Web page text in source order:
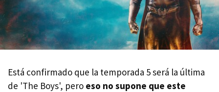
Está confirmado que la temporada 5 será la última
de 'The Boys', pero eso no supone que este